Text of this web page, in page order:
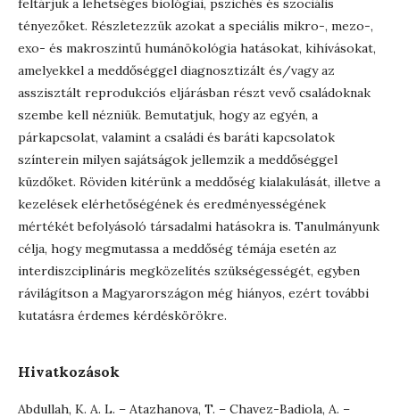
feltárjuk a lehetséges biológiai, pszichés és szociális
tényezőket. Részletezzük azokat a speciális mikro-, mezo-,
exo- és makroszintű humánökológia hatásokat, kihívásokat,
amelyekkel a meddőséggel diagnosztizált és/vagy az
asszisztált reprodukciós eljárásban részt vevő családoknak
szembe kell nézniük. Bemutatjuk, hogy az egyén, a
párkapcsolat, valamint a családi és baráti kapcsolatok
színterein milyen sajátságok jellemzik a meddőséggel
küzdőket. Röviden kitérünk a meddőség kialakulását, illetve a
kezelések elérhetőségének és eredményességének
mértékét befolyásoló társadalmi hatásokra is. Tanulmányunk
célja, hogy megmutassa a meddőség témája esetén az
interdiszciplináris megközelítés szükségességét, egyben
rávilágítson a Magyarországon még hiányos, ezért további
kutatásra érdemes kérdéskörökre.
Hivatkozások
Abdullah, K. A. L. – Atazhanova, T. – Chavez-Badiola, A. –